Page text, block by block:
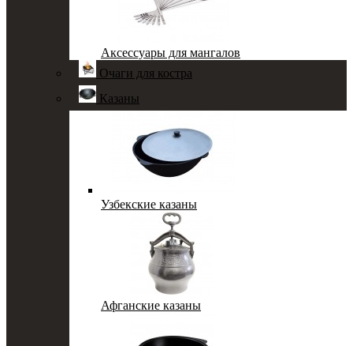
Аксессуары для мангалов
Очаги для костра
Казаны
Узбекские казаны
Афганские казаны